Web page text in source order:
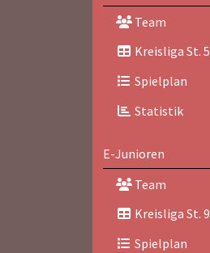
Team
Kreisliga St. 5
Spielplan
Statistik
E-Junioren
Team
Kreisliga St. 9
Spielplan